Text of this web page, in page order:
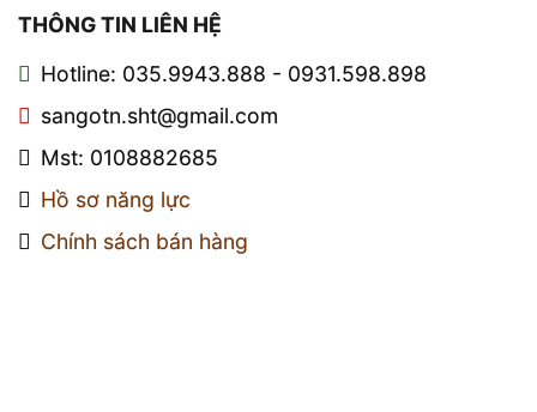
THÔNG TIN LIÊN HỆ
Hotline: 035.9943.888 - 0931.598.898
sangotn.sht@gmail.com
Mst: 0108882685
Hồ sơ năng lực
Chính sách bán hàng